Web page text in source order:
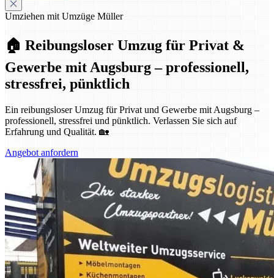
Umziehen mit Umzüge Müller
🏠 Reibungsloser Umzug für Privat &
Gewerbe mit Augsburg – professionell,
stressfrei, pünktlich
Ein reibungsloser Umzug für Privat und Gewerbe mit Augsburg –
professionell, stressfrei und pünktlich. Verlassen Sie sich auf
Erfahrung und Qualität. 🏡
Angebot anfordern